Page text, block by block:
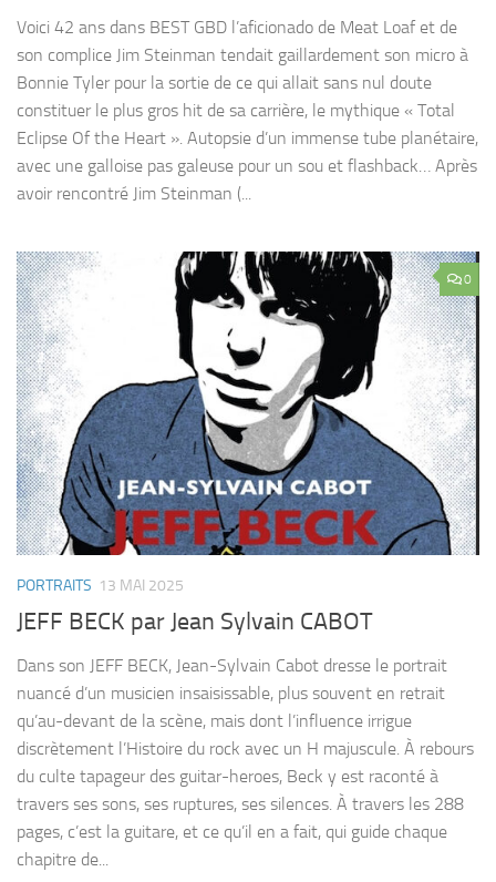
Voici 42 ans dans BEST GBD l’aficionado de Meat Loaf et de
son complice Jim Steinman tendait gaillardement son micro à
Bonnie Tyler pour la sortie de ce qui allait sans nul doute
constituer le plus gros hit de sa carrière, le mythique « Total
Eclipse Of the Heart ». Autopsie d’un immense tube planétaire,
avec une galloise pas galeuse pour un sou et flashback… Après
avoir rencontré Jim Steinman (...
0
PORTRAITS 13 MAI 2025
JEFF BECK par Jean Sylvain CABOT
Dans son JEFF BECK, Jean-Sylvain Cabot dresse le portrait
nuancé d’un musicien insaisissable, plus souvent en retrait
qu’au-devant de la scène, mais dont l’influence irrigue
discrètement l’Histoire du rock avec un H majuscule. À rebours
du culte tapageur des guitar-heroes, Beck y est raconté à
travers ses sons, ses ruptures, ses silences. À travers les 288
pages, c’est la guitare, et ce qu’il en a fait, qui guide chaque
chapitre de...